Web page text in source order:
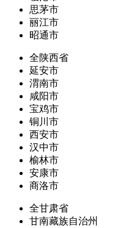
思茅市
丽江市
昭通市
全陕西省
延安市
渭南市
咸阳市
宝鸡市
铜川市
西安市
汉中市
榆林市
安康市
商洛市
全甘肃省
甘南藏族自治州